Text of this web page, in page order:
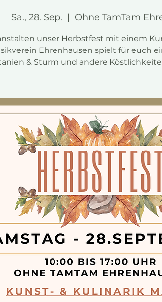
Sa., 28. Sep.
  |
Ohne TamTam
unser Herbstfest mit einem
Ehrenhausen spielt für euch
& Sturm und andere